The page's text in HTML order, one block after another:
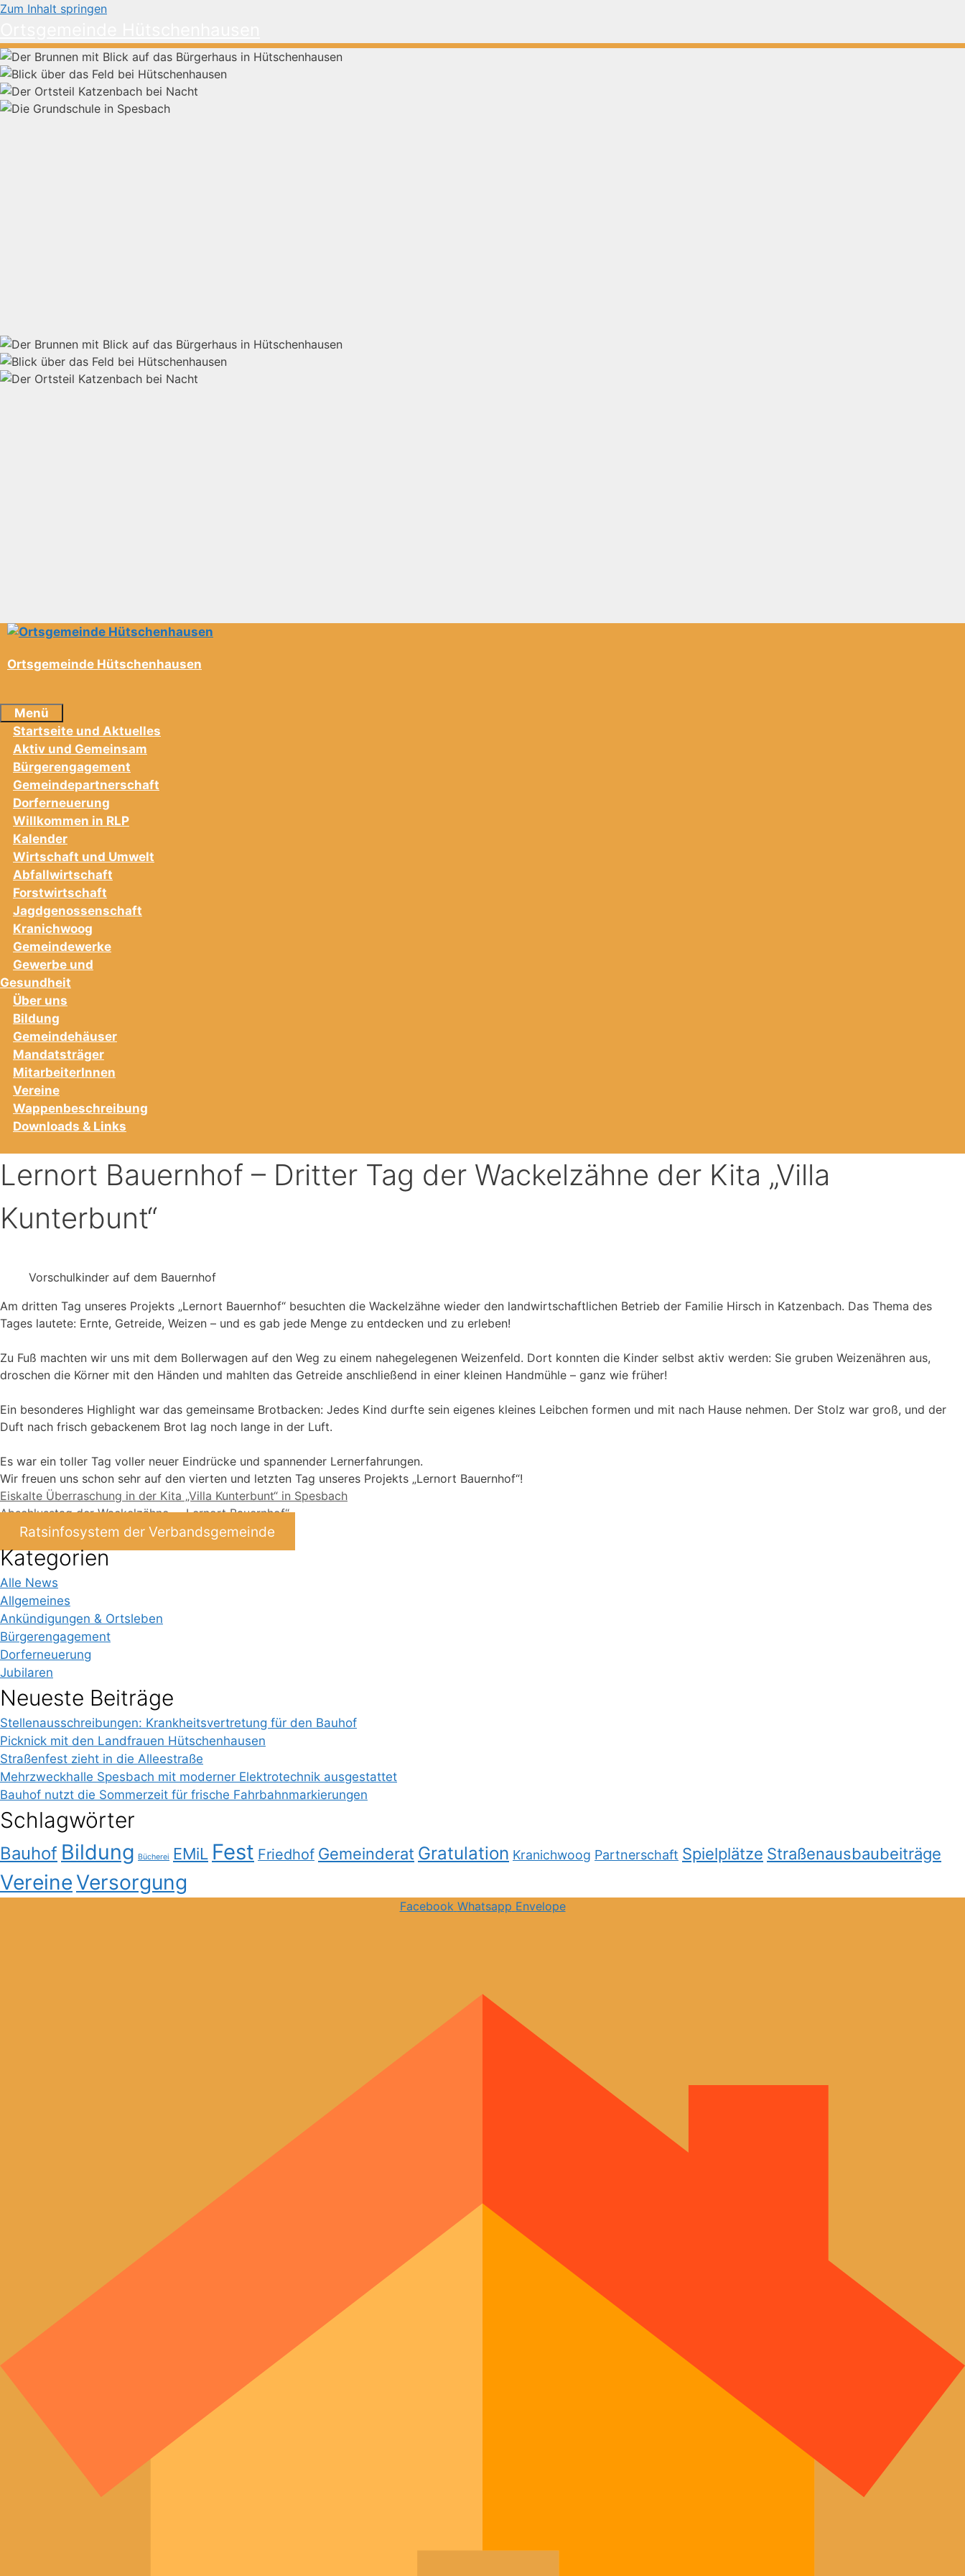
Zum Inhalt springen
Ortsgemeinde Hütschenhausen
Menü
Startseite und Aktuelles
Aktiv und Gemeinsam
Bürgerengagement
Gemeindepartnerschaft
Dorferneuerung
Willkommen in RLP
Kalender
Wirtschaft und Umwelt
Abfallwirtschaft
Forstwirtschaft
Jagdgenossenschaft
Kranichwoog
Gemeindewerke
Gewerbe und
Gesundheit
Über uns
Bildung
Gemeindehäuser
Mandatsträger
MitarbeiterInnen
Vereine
Wappenbeschreibung
Downloads & Links
Lernort Bauernhof – Dritter Tag der Wackelzähne der Kita „Villa
Kunterbunt“
Vorschulkinder auf dem Bauernhof
Am dritten Tag unseres Projekts „Lernort Bauernhof“ besuchten die Wackelzähne wieder den landwirtschaftlichen Betrieb der Familie Hirsch in Katzenbach. Das Thema des
Tages lautete: Ernte, Getreide, Weizen – und es gab jede Menge zu entdecken und zu erleben!
Zu Fuß machten wir uns mit dem Bollerwagen auf den Weg zu einem nahegelegenen Weizenfeld. Dort konnten die Kinder selbst aktiv werden: Sie gruben Weizenähren aus,
droschen die Körner mit den Händen und mahlten das Getreide anschließend in einer kleinen Handmühle – ganz wie früher!
Ein besonderes Highlight war das gemeinsame Brotbacken: Jedes Kind durfte sein eigenes kleines Leibchen formen und mit nach Hause nehmen. Der Stolz war groß, und der
Duft nach frisch gebackenem Brot lag noch lange in der Luft.
Es war ein toller Tag voller neuer Eindrücke und spannender Lernerfahrungen.
Wir freuen uns schon sehr auf den vierten und letzten Tag unseres Projekts „Lernort Bauernhof“!
Eiskalte Überraschung in der Kita „Villa Kunterbunt“ in Spesbach
Abschlusstag der Wackelzähne – „Lernort Bauernhof“
Ratsinfosystem der Verbandsgemeinde
Kategorien
Alle News
Allgemeines
Ankündigungen & Ortsleben
Bürgerengagement
Dorferneuerung
Jubilaren
Neueste Beiträge
Stellenausschreibungen: Krankheitsvertretung für den Bauhof
Picknick mit den Landfrauen Hütschenhausen
Straßenfest zieht in die Alleestraße
Mehrzweckhalle Spesbach mit moderner Elektrotechnik ausgestattet
Bauhof nutzt die Sommerzeit für frische Fahrbahnmarkierungen
Schlagwörter
Bauhof Bildung Bücherei EMiL Fest Friedhof Gemeinderat Gratulation Kranichwoog Partnerschaft Spielplätze Straßenausbaubeiträge
Vereine Versorgung
Facebook Whatsapp Envelope